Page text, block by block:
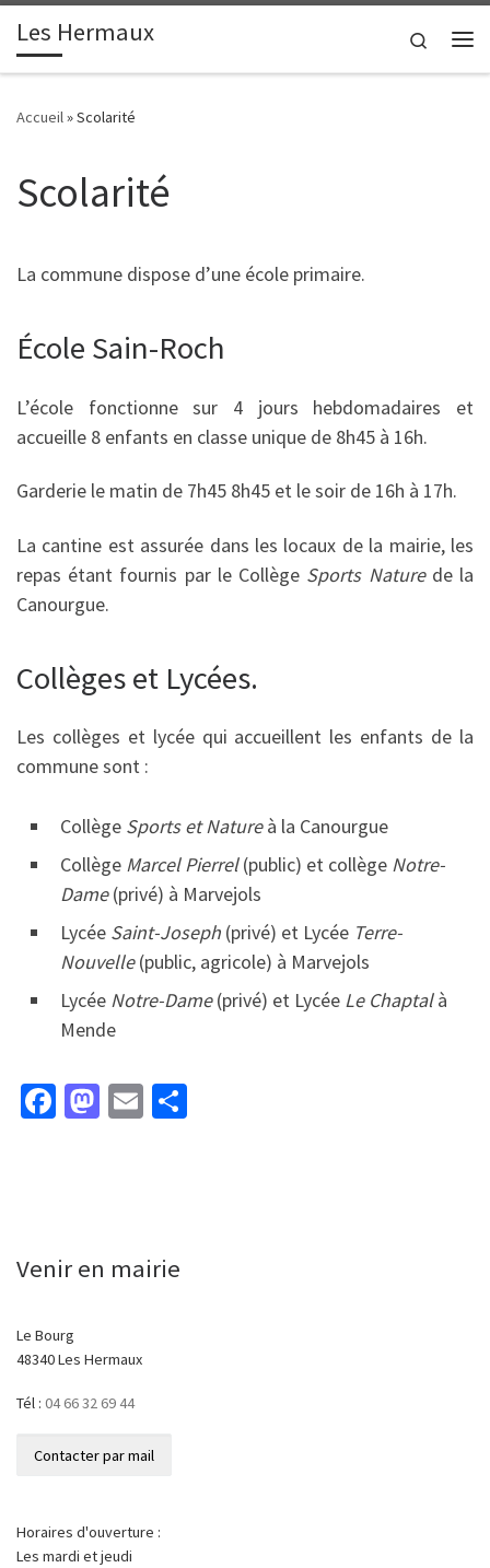
principalPasser au contenu
Les Hermaux
Search
Accueil»Scolarité
Scolarité
La commune dispose d’une école primaire.
École Sain-Roch
L’école fonctionne sur 4 jours hebdomadaires et
accueille 8 enfants en classe unique de 8h45 à 16h.
Garderie le matin de 7h45 8h45 et le soir de 16h à 17h.
La cantine est assurée dans les locaux de la mairie, les
repas étant fournis par le Collège Sports Naturede la
Canourgue.
Collèges et Lycées.
Les collèges et lycée qui accueillent les enfants de la
commune sont :
Collège Sports et Natureà la Canourgue
Collège Marcel Pierrel(public) et collège Notre-
Dame(privé) à Marvejols
Lycée Saint-Joseph (privé) et Lycée Terre-
Nouvelle(public, agricole) à Marvejols
Lycée Notre-Dame(privé) et Lycée Le Chaptalà
Mende
Fa
k
M
n
E
Venir en mairie
Le Bourg
48340 Les Hermaux
Tél : 04 66 32 69 44
Horaires d'ouverture :
Les mardi et jeudi